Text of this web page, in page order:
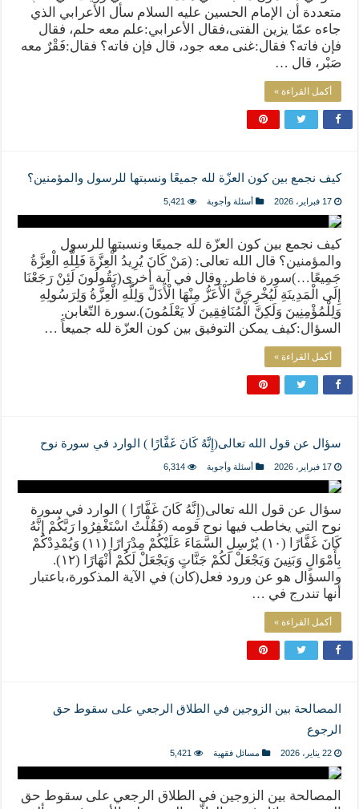
متعددة أن الإمام الحسين عليه السلام سأل الأعرابي الذي
جاءه عمّا يزين الفتى،فقال الأعرابي:علم معه حلم، فقال
فإن فاته؟ فقال:غنى معه جود، قال فإن فاته؟ فقال:فَقْرٌ معه
صَبْر، قال …
أكمل القراءة »
كيف نجمع بين كون العزّة لله جميعًا ونسبتها للرسول والمؤمنين؟
17 فبراير، 2026 أسئلة وأجوبة 5,421
كيف نجمع بين كون العزّة لله جميعًا ونسبتها للرسول
والمؤمنين؟ قال الله تعالى: (مَنْ كَانَ يُرِيدُ الْعِزَّةَ فَلِلَّهِ الْعِزَّةُ
جَمِيعًا…)سورة فاطر. وقال في آية أخرى(يَقُولُونَ لَئِنْ رَجَعْنَا
إِلَى الْمَدِينَةِ لَيُخْرِجَنَّ الْأَعَزُّ مِنْهَا الْأَذَلَّ وَلِلَّهِ الْعِزَّةُ وَلِرَسُولِهِ
وَلِلْمُؤْمِنِينَ وَلَكِنَّ الْمُنَافِقِينَ لَا يَعْلَمُونَ).سورة التّغابن.
السؤال:كيف يمكن التوفيق بين كون العزّة لله جميعاً …
أكمل القراءة »
سؤال عن قول الله تعالى(إِنَّهُ كَانَ غَفَّارًا ) الوارد في سورة نوح
17 فبراير، 2026 أسئلة وأجوبة 6,314
سؤال عن قول الله تعالى(إِنَّهُ كَانَ غَفَّارًا ) الوارد في سورة
نوح التي يخاطب فيها نوح قومه (فَقُلْتُ اسْتَغْفِرُوا رَبَّكُمْ إِنَّهُ
كَانَ غَفَّارًا (١٠) يُرْسِلِ السَّمَاءَ عَلَيْكُمْ مِدْرَارًا (١١) وَيُمْدِدْكُمْ
بِأَمْوَالٍ وَبَنِينَ وَيَجْعَلْ لَكُمْ جَنَّاتٍ وَيَجْعَلْ لَكُمْ أَنْهَارًا (١٢).
والسؤال هو عن ورود فعل(كان) في الآية المذكورة،باعتبار
أنها تندرج في …
أكمل القراءة »
المصالحة بين الزوجين في الطلاق الرجعي على سقوط حق
الرجوع
22 يناير، 2026 مسائل فقهية 5,421
المصالحة بين الزوجين في الطلاق الرجعي على سقوط حق